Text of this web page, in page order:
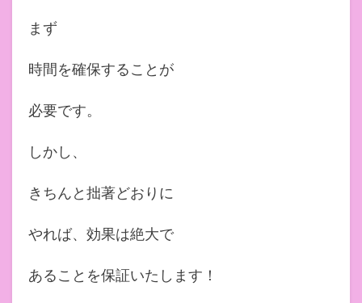
まず
時間を確保することが
必要です。
しかし、
きちんと拙著どおりに
やれば、効果は絶大で
あることを保証いたします！